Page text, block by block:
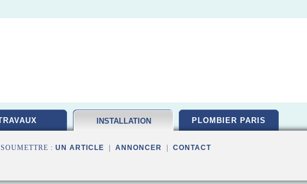
INSTALLATION PLOMBIER PARIS
: UN ARTICLE ANNONCER CONTACT